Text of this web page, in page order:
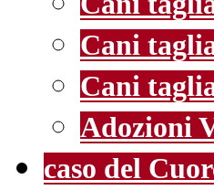
Cani
Cani
Adozioni
caso del